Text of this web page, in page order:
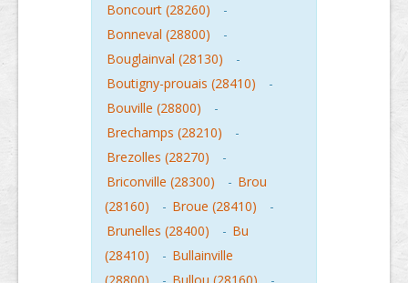
Boncourt (28260)
-
Bonneval (28800)
-
Bouglainval (28130)
-
Boutigny-prouais (28410)
-
Bouville (28800)
-
Brechamps (28210)
-
Brezolles (28270)
-
Briconville (28300)
- Brou
(28160)
- Broue (28410)
-
Brunelles (28400)
- Bu
(28410)
- Bullainville